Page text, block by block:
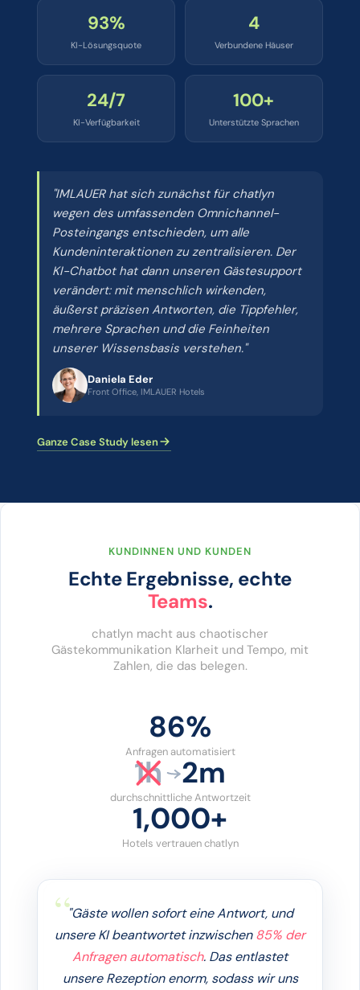
93%
KI-Lösungsquote
4
Verbundene Häuser
24/7
KI-Verfügbarkeit
100+
Unterstützte Sprachen
"IMLAUER hat sich zunächst für chatlyn
wegen des umfassenden Omnichannel-
Posteingangs entschieden, um alle
Kundeninteraktionen zu zentralisieren. Der
KI-Chatbot hat dann unseren Gästesupport
verändert: mit menschlich wirkenden,
äußerst präzisen Antworten, die Tippfehler,
mehrere Sprachen und die Feinheiten
unserer Wissensbasis verstehen."
Daniela Eder
Front Office, IMLAUER Hotels
Ganze Case Study lesen
KUNDINNEN UND KUNDEN
Echte Ergebnisse, echte
Teams.
chatlyn macht aus chaotischer
Gästekommunikation Klarheit und Tempo, mit
Zahlen, die das belegen.
86%
Anfragen automatisiert
1h 2m
durchschnittliche Antwortzeit
1,000+
Hotels vertrauen chatlyn
"Gäste wollen sofort eine Antwort, und
unsere KI beantwortet inzwischen85% der
Anfragen automatisch. Das entlastet
unsere Rezeption enorm, sodass wir uns